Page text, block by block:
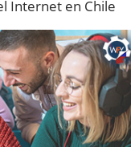
Internet en Chile